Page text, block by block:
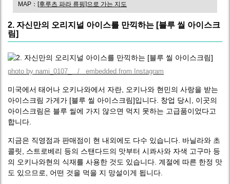
MAP： [후루츠 파라 류핑]으로 가는 지도
2. 자신만의 오리지널 아이스를 만끽하는 [블루 씰 아이스크
림]
photo by nami_0107_ / embedded from Instagram
미국에서 태어나 오키나와에서 자란, 오키나와 현민의 사랑을 받는
아이스크림 가게가 [블루 씰 아이스크림]입니다. 창업 당시, 이곳의
아이스크림은 블루 씰에 가지 않으면 먹지 못하는 고급품이었다고
합니다.
지금은 직영점과 판매점이 현 내외에도 다수 있습니다. 바닐라와 초
콜릿, 스트로베리 등의 스탠다드의 맛부터 시콰사와 자색 고구마 등
의 오키나와현의 식재를 사용한 것도 있습니다. 계절에 따른 한정 맛
도 있으므로, 어떤 것을 먹을 지 망설이게 됩니다.